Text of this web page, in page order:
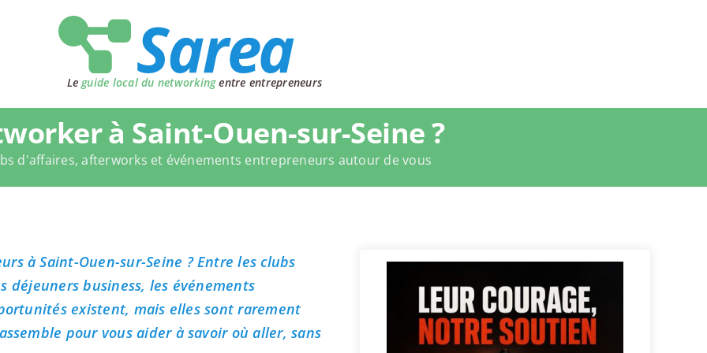
Le guide local du networkingentre entrepreneurs
à Saint-Ouen-sur-Seine ?
d'affaires, afterworks et événements entrepreneurs autour de vous
à Saint-Ouen-sur-Seine ? Entre les clubs
déjeuners business, les événements
existent, mais elles sont rarement
pour vous aider à savoir où aller, sans